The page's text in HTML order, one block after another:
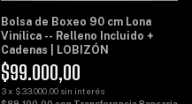
Bolsa de Boxeo 90 cm Lona
Vinílica -- Relleno Incluido +
Cadenas | LOBIZÓN
$99.000,00
3x $33.000,00 sin interés